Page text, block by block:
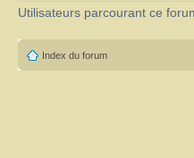
Utilisateurs parcourant ce
Index du forum